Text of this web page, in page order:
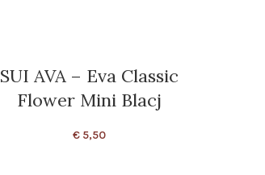
SUI AVA – Eva Classic
Flower Mini Blacj
€ 5,50